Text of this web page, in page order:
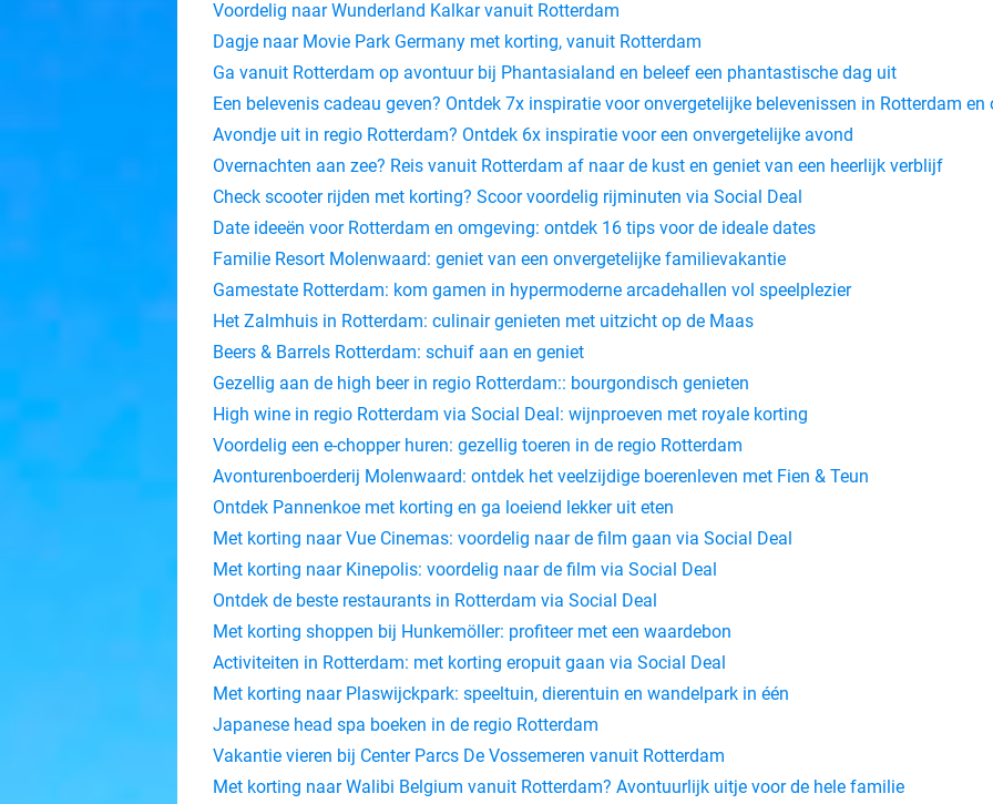
Voordelig naar Wunderland Kalkar vanuit Rotterdam
Dagje naar Movie Park Germany met korting, vanuit Rotterdam
Ga vanuit Rotterdam op avontuur bij Phantasialand en beleef een phantastische dag uit
Een belevenis cadeau geven? Ontdek 7x inspiratie voor onvergetelijke belevenissen in Rotterdam en
Avondje uit in regio Rotterdam? Ontdek 6x inspiratie voor een onvergetelijke avond
Overnachten aan zee? Reis vanuit Rotterdam af naar de kust en geniet van een heerlijk verblijf
Check scooter rijden met korting? Scoor voordelig rijminuten via Social Deal
Date ideeën voor Rotterdam en omgeving: ontdek 16 tips voor de ideale dates
Familie Resort Molenwaard: geniet van een onvergetelijke familievakantie
Gamestate Rotterdam: kom gamen in hypermoderne arcadehallen vol speelplezier
Het Zalmhuis in Rotterdam: culinair genieten met uitzicht op de Maas
Beers & Barrels Rotterdam: schuif aan en geniet
Gezellig aan de high beer in regio Rotterdam:: bourgondisch genieten
High wine in regio Rotterdam via Social Deal: wijnproeven met royale korting
Voordelig een e-chopper huren: gezellig toeren in de regio Rotterdam
Avonturenboerderij Molenwaard: ontdek het veelzijdige boerenleven met Fien & Teun
Ontdek Pannenkoe met korting en ga loeiend lekker uit eten
Met korting naar Vue Cinemas: voordelig naar de film gaan via Social Deal
Met korting naar Kinepolis: voordelig naar de film via Social Deal
Ontdek de beste restaurants in Rotterdam via Social Deal
Met korting shoppen bij Hunkemöller: profiteer met een waardebon
Activiteiten in Rotterdam: met korting eropuit gaan via Social Deal
Met korting naar Plaswijckpark: speeltuin, dierentuin en wandelpark in één
Japanese head spa boeken in de regio Rotterdam
Vakantie vieren bij Center Parcs De Vossemeren vanuit Rotterdam
Met korting naar Walibi Belgium vanuit Rotterdam? Avontuurlijk uitje voor de hele familie